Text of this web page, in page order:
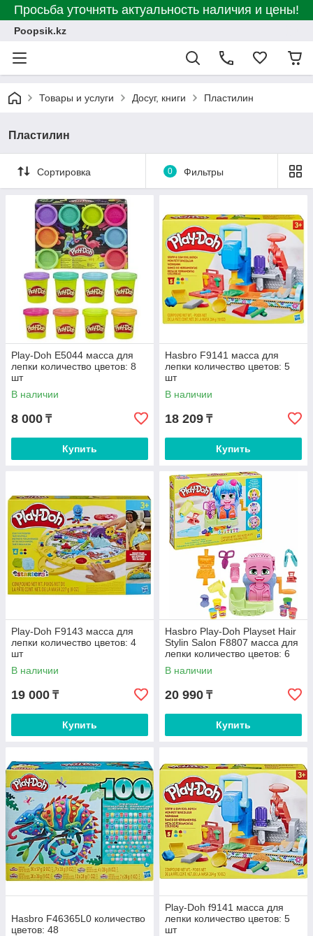
Просьба уточнять актуальность наличия и цены!
Poopsik.kz
Товары и услуги Досуг, книги Пластилин
Пластилин
Сортировка 0 Фильтры
Play-Doh E5044 масса для
лепки количество цветов: 8
шт
В наличии
8 000 ₸
Купить
Hasbro F9141 масса для
лепки количество цветов: 5
шт
В наличии
18 209 ₸
Купить
Play-Doh F9143 масса для
лепки количество цветов: 4
шт
В наличии
19 000 ₸
Купить
Hasbro Play-Doh Playset Hair
Stylin Salon F8807 масса для
лепки количество цветов: 6
шт
В наличии
20 990 ₸
Купить
Hasbro F46365L0 количество
цветов: 48
Play-Doh f9141 масса для
лепки количество цветов: 5
шт